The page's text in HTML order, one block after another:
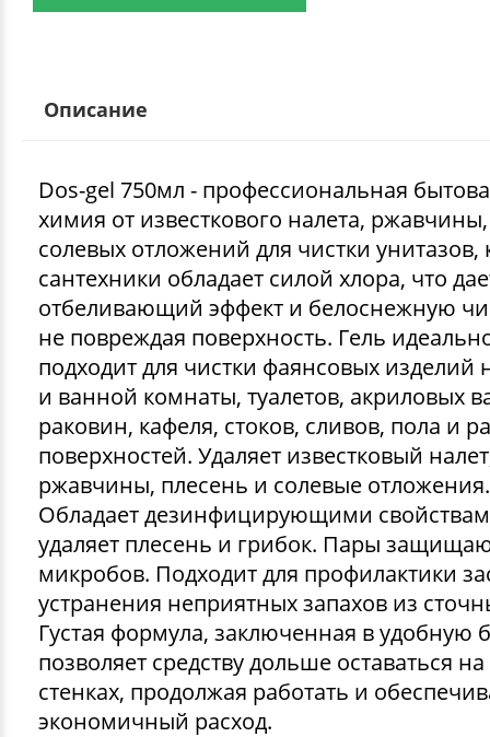
Описание
Dos-gel 750мл - профессиональная
химия от известкового налета, ржавчины,
солевых отложений для чистки унитазов,
сантехники обладает силой хлора, что
отбеливающий эффект и белоснежную
не повреждая поверхность. Гель
подходит для чистки фаянсовых изделий
и ванной комнаты, туалетов, акриловых
раковин, кафеля, стоков, сливов, пола и
поверхностей. Удаляет известковый
ржавчины, плесень и солевые отложения.
Обладает дезинфицирующими
удаляет плесень и грибок. Пары
микробов. Подходит для профилактики
устранения неприятных запахов из
Густая формула, заключенная в удобную
позволяет средству дольше оставаться на
стенках, продолжая работать и
экономичный расход.